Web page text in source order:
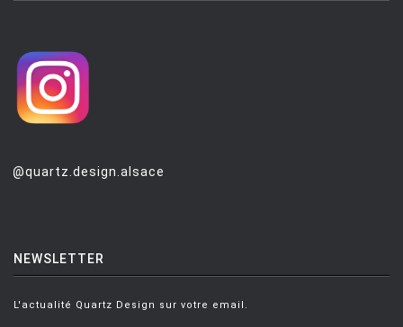
MARIOLUCA GIUSTI
MARTINELLI LUCE
MDF
MOLTENI
@quartz.design.alsace
NEWSLETTER
L'actualité Quartz Design sur votre email.